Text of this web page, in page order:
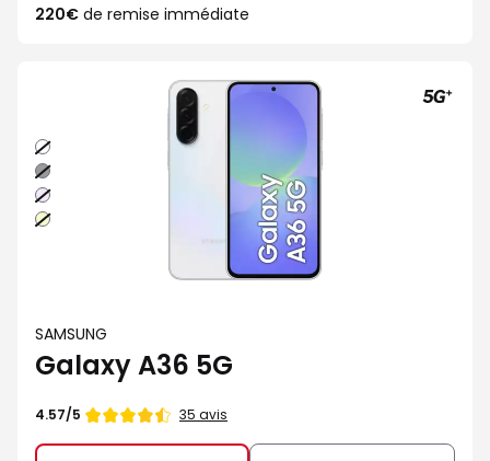
220€ de remise immédiate
Blanc
Noir
Lavande
Lime
SAMSUNG
Galaxy A36 5G
Note
4.57/5 35 avis